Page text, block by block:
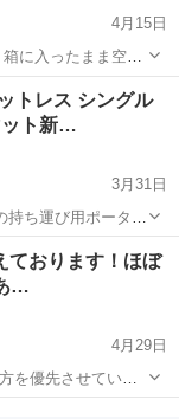
4月15日
に入ったまま空け
宮単品！ 北欧産パ
ベッド
トレス シングル
ット新…
3月31日
ち運び用ポータブ
く場所もないので
はなく、幅97cmの
…
4月29日
を優先させていた